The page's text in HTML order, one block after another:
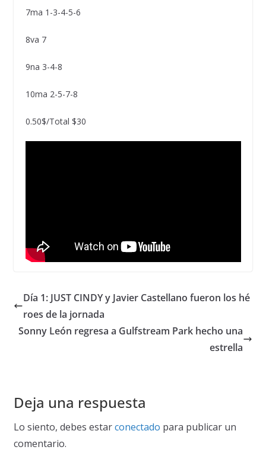
7ma 1-3-4-5-6
8va 7
9na 3-4-8
10ma 2-5-7-8
0.50$/Total $30
Día 1: JUST CINDY y Javier Castellano fueron los hé
roes de la jornada
Sonny León regresa a Gulfstream Park hecho una
estrella
Deja una respuesta
Lo siento, debes estarconectado para publicar un
comentario.